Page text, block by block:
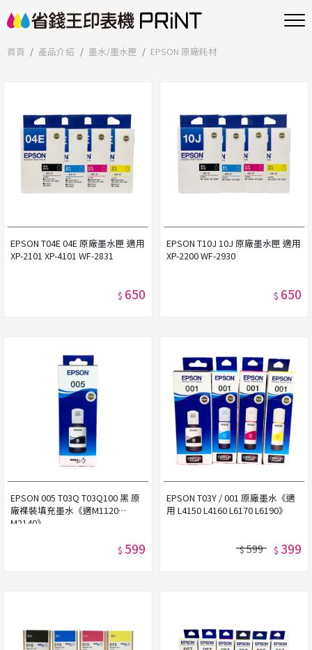
首頁 產品介紹 墨水/墨水匣 EPSON 原廠耗材
EPSON T04E 04E 原廠墨水匣 適用
XP-2101 XP-4101 WF-2831
$ 650
EPSON T10J 10J 原廠墨水匣 適用
XP-2200 WF-2930
$ 650
EPSON 005 T03Q T03Q100 黑 原
廠裸裝填充墨水《適M1120
M2140》
$ 599
EPSON T03Y / 001 原廠墨水《適
用 L4150 L4160 L6170 L6190》
$599 $ 399